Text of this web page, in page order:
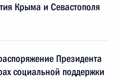
Крыма и Севастополя
Президента
социальной поддержки